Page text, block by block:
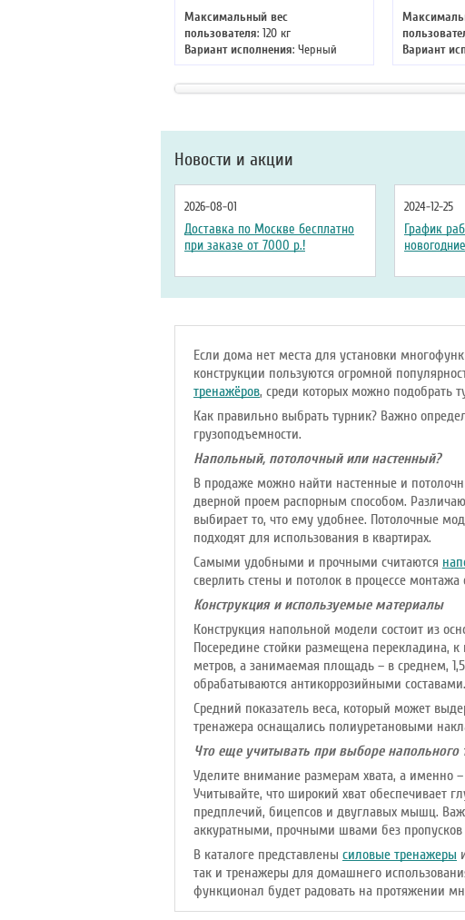
Максимальный вес
пользователя: 120 кг
Вариант исполнения: Черный
Вариант
Новости и акции
2026-08-01
Доставка по Москве бесплатно
при заказе от 7000 р.!
2024-12-25
График
Если дома нет места для установки
конструкции пользуются огромной
тренажёров, среди которых можно подобрать
Как правильно выбрать турник? Важно
грузоподъемности.
Напольный, потолочный или настенный?
В продаже можно найти настенные и
дверной проем распорным способом.
выбирает то, что ему удобнее. Потолочные
подходят для использования в квартирах.
Самыми удобными и прочными считаются
сверлить стены и потолок в процессе монтажа
Конструкция и используемые материалы
Конструкция напольной модели состоит из
Посередине стойки размещена перекладина,
метров, а занимаемая площадь – в среднем,
обрабатываются антикоррозийными составами.
Средний показатель веса, который может
тренажера оснащались полиуретановыми
Что еще учитывать при выборе напольного
Уделите внимание размерам хвата, а именно
Учитывайте, что широкий хват обеспечивает
предплечий, бицепсов и двуглавых мышц.
аккуратными, прочными швами без пропусков
В каталоге представлены силовые тренажеры
так и тренажеры для домашнего
функционал будет радовать на протяжении